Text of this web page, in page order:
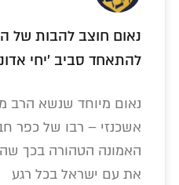
נאום חוצב להבות של
להתאחד סביב 'יחי
נאום מיוחד שנשא הרב
אשכנזי – רבו של כפר
האמונה הטהורה בכך
את עם ישראל בכל רגע